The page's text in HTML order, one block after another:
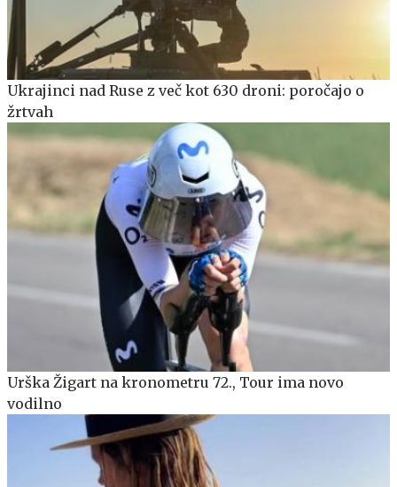
Ukrajinci nad Ruse z več kot 630 droni: poročajo o
žrtvah
Urška Žigart na kronometru 72., Tour ima novo
vodilno